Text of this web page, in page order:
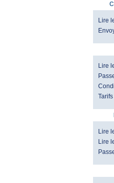
Lire
Lire
Lire
Lire